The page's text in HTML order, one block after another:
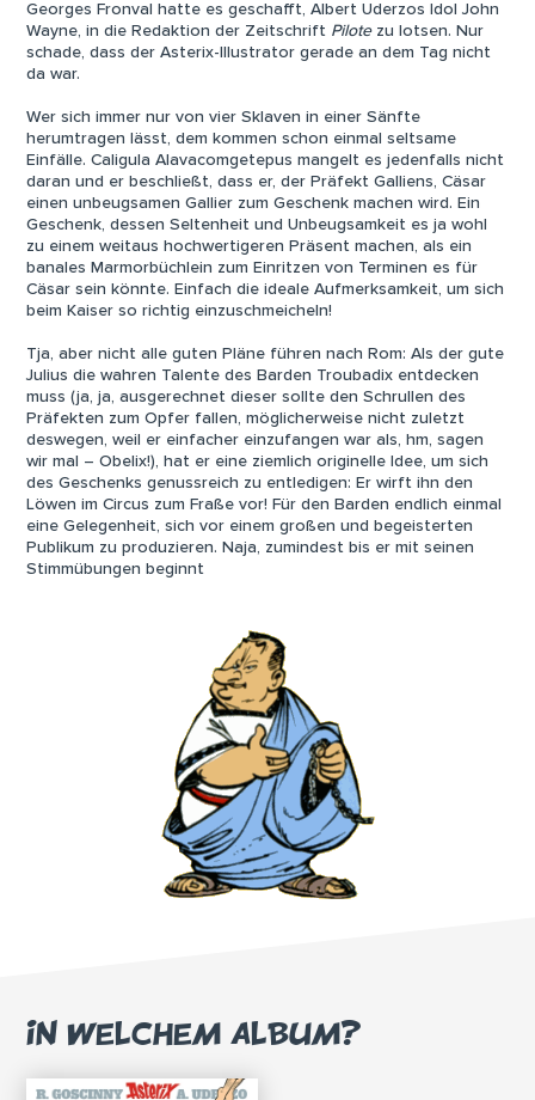
Georges Fronval hatte es geschafft, Albert Uderzos Idol John
Wayne, in die Redaktion der Zeitschrift Pilotezu lotsen. Nur
schade, dass der Asterix-Illustrator gerade an dem Tag nicht
da war.
Wer sich immer nur von vier Sklaven in einer Sänfte
herumtragen lässt, dem kommen schon einmal seltsame
Einfälle. Caligula Alavacomgetepus mangelt es jedenfalls nicht
daran und er beschließt, dass er, der Präfekt Galliens, Cäsar
einen unbeugsamen Gallier zum Geschenk machen wird. Ein
Geschenk, dessen Seltenheit und Unbeugsamkeit es ja wohl
zu einem weitaus hochwertigeren Präsent machen, als ein
banales Marmorbüchlein zum Einritzen von Terminen es für
Cäsar sein könnte. Einfach die ideale Aufmerksamkeit, um sich
beim Kaiser so richtig einzuschmeicheln!
Tja, aber nicht alle guten Pläne führen nach Rom: Als der gute
Julius die wahren Talente des Barden Troubadix entdecken
muss (ja, ja, ausgerechnet dieser sollte den Schrullen des
Präfekten zum Opfer fallen, möglicherweise nicht zuletzt
deswegen, weil er einfacher einzufangen war als, hm, sagen
wir mal – Obelix!), hat er eine ziemlich originelle Idee, um sich
des Geschenks genussreich zu entledigen: Er wirft ihn den
Löwen im Circus zum Fraße vor! Für den Barden endlich einmal
eine Gelegenheit, sich vor einem großen und begeisterten
Publikum zu produzieren. Naja, zumindest bis er mit seinen
Stimmübungen beginnt
IN WELCHEM ALBUM?